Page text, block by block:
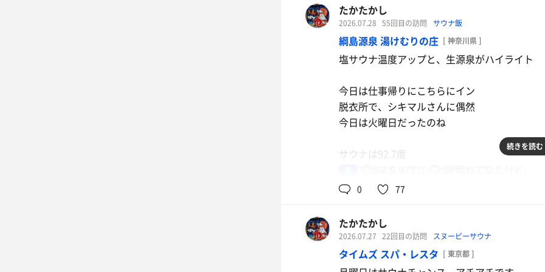
夕方近くなって、段々と混んできたので撤収
食堂でビールなどを頂きました
当初は銭湯にハシゴの計画も、
時間なくなって水分補給の時間になりました
あの注文機は面倒だな
帰りは、相模原駅まで歩いて帰りました
住宅街は下り坂で助かった
行きに坂は厳しいね
今日も、ありがとうございました
いつも安定で嬉しいね
休憩は、寝湯です
外の椅子は、大混雑だったけど、タイミング良く
風はないけれども、寝落ちする気持ち良さ
露天風呂は、シルク風呂が実母散の薬湯になっ
壺湯に露天風呂、炭酸泉、不感湯等も一通りこ
ビールのハッピーアワーやっていたけど、
いつものかき氷🍧を頂きました
珈琲ゼリーがメニューに増えていた？
次回は試したいものだ
久しぶりに1段目奥のストーブ横席に座りました
ここは冷気も入らず、隠れた穴場ではないかと
水風呂16度
安定の気持ち良さですね
休憩は脱衣所のベンチです
風はないけど、団扇でパタパタ
そよ風が気持ちイイね🤤
今日は、じっこうの薬湯と、岩盤泉を中心に、
駅前のラーメンは見送って帰宅しました
今日の1湯目は、
たかたかし
2026.07.28 55回目の訪問 サウナ飯
綱島源泉 湯けむりの庄 [ 神奈川県 ]
塩サウナ温度アップと、生源泉がハイライト
今日は仕事帰りにこちらにイン
脱衣所で、シキマルさんに偶然
今日は火曜日だったのね
サウナは92.7度
良く聞き取れず🥲
入口側の石がいい音しますね
塩サウナは62.5度
いつもより温度で、ALも3回受けてと
続きを読む
0 77
たかたかし
2026.07.27 22回目の訪問 スヌーピーサウナ
タイムズ スパ・レスタ [ 東京都 ]